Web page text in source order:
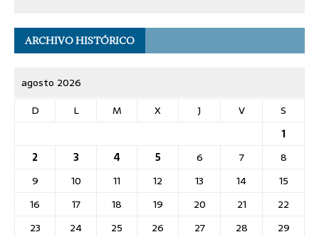
ARCHIVO HISTÓRICO
agosto 2026
D
L M X J V
S
1
2
3 4 5 6 7
8
9
10 11 12 13 14
15
16
17 18 19 20 21
22
23
24 25 26 27 28
29